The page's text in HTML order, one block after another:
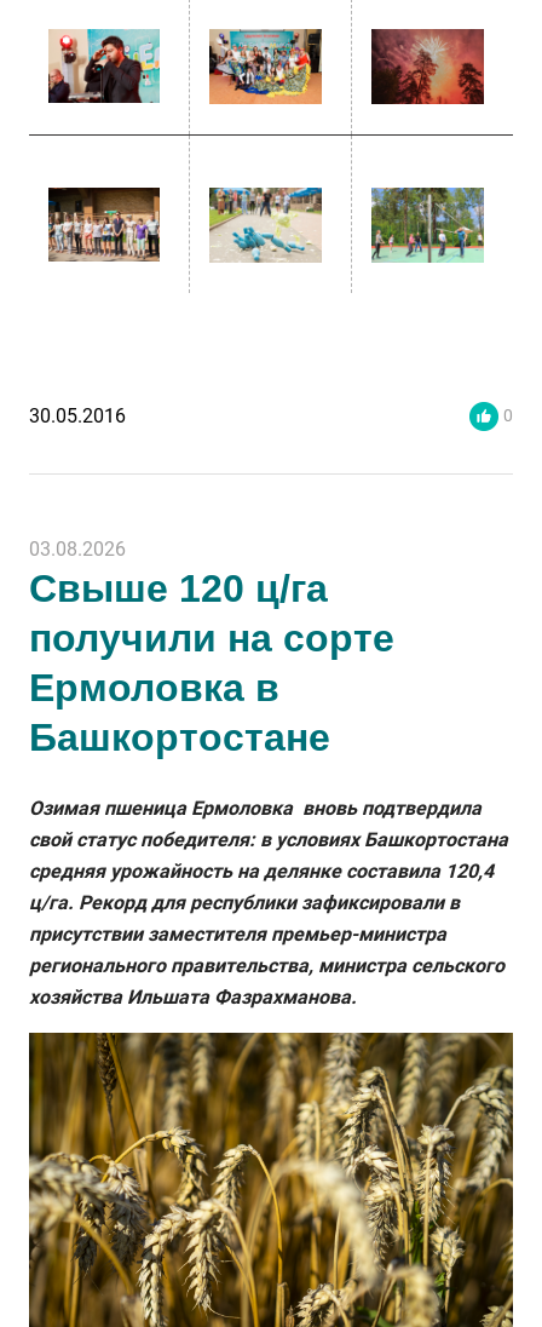
30.05.2016 0
03.08.2026
Свыше 120 ц/га
получили на сорте
Ермоловка в
Башкортостане
Озимая пшеница Ермоловка вновь подтвердила
свой статус победителя: в условиях Башкортостана
средняя урожайность на делянке составила 120,4
ц/га. Рекорд для республики зафиксировали в
присутствии заместителя премьер-министра
регионального правительства, министра сельского
хозяйства Ильшата Фазрахманова.